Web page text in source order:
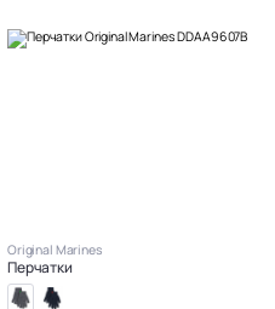
Original Marines
Перчатки